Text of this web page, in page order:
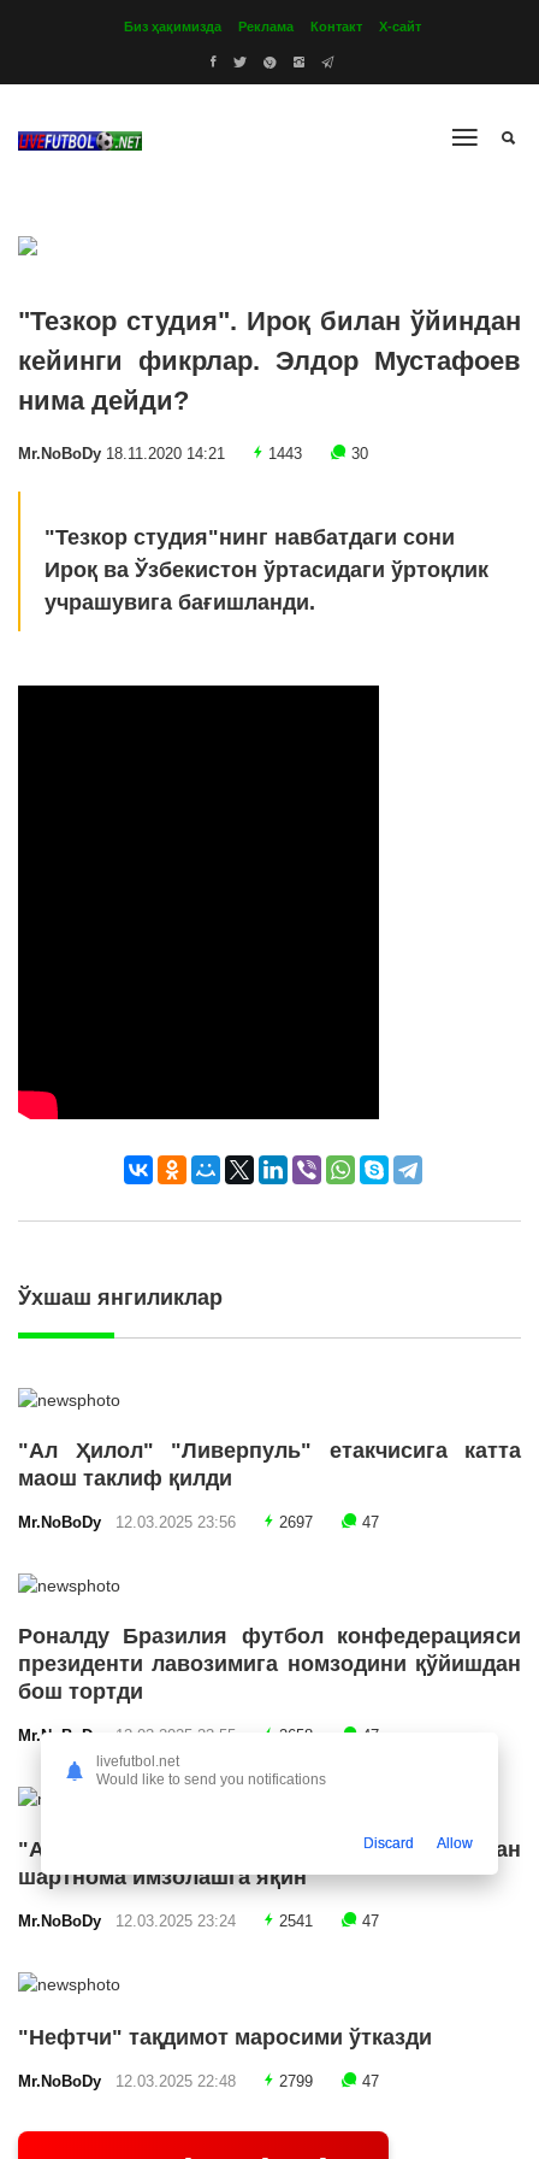
Биз ҳақимизда Реклама Контакт Х-сайт
"Тезкор студия". Ироқ билан ўйиндан
кейинги фикрлар. Элдор Мустафоев
нима дейди?
Mr.NoBoDy 18.11.2020 14:21 1443 30
"Тезкор студия"нинг навбатдаги сони
Ироқ ва Ўзбекистон ўртасидаги ўртоқлик
учрашувига бағишланди.
Ўхшаш янгиликлар
"Ал Ҳилол" "Ливерпуль" етакчисига катта
маош таклиф қилди
Mr.NoBoDy 12.03.2025 23:56 2697 47
Роналду Бразилия футбол конфедерацияси
президенти лавозимига номзодини қўйишдан
бош тортди
Mr.NoBoDy 12.03.2025 23:55 2658 47
"Арсенал" икки ярим ҳимоячи билан
шартнома имзолашга яқин
Mr.NoBoDy 12.03.2025 23:24 2541 47
"Нефтчи" тақдимот маросими ўтказди
Mr.NoBoDy 12.03.2025 22:48 2799 47
livefutbol.net
Would like to send you notifications
Discard Allow